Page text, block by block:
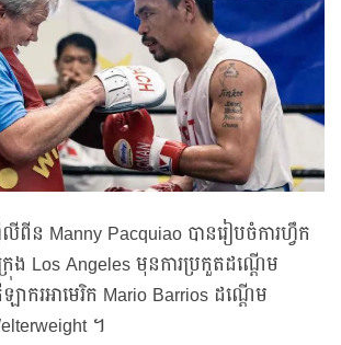
ពីន Manny Pacquiao បានរៀបចំការហ្វឹក
ង Los Angeles មុនការប្រកួតដណ្តើម
ាករអាមេរិក Mario Barrios ដណ្តើម
។